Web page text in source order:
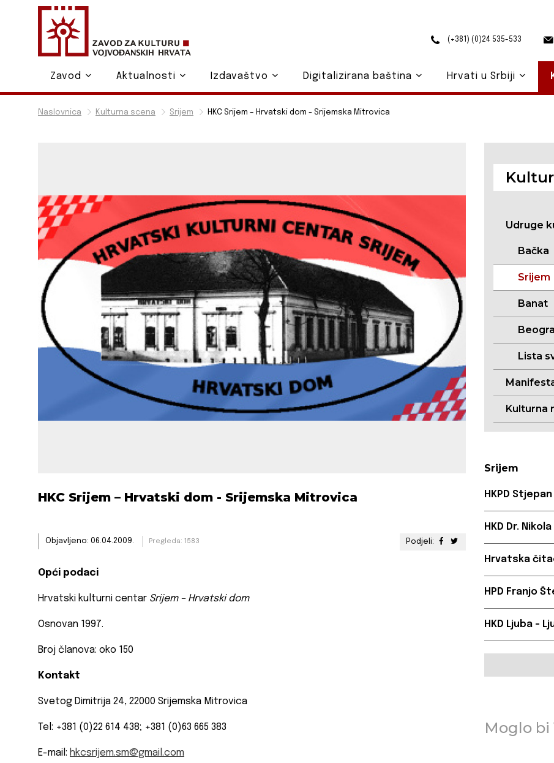
Naslovnica Kulturna scena Srijem HKC Srijem – Hrvatski dom - Srijemska Mitrovica
HKC Srijem – Hrvatski dom - Srijemska Mitrovica
Podjeli:
Objavljeno: 06.04.2009. Pregleda: 1583
Opći podaci
Hrvatski kulturni centar Srijem – Hrvatski dom
Osnovan 1997.
Broj članova: oko 150
Kontakt
Svetog Dimitrija 24, 22000 Srijemska Mitrovica
Tel: +381 (0)22 614 438; +381 (0)63 665 383
E-mail: hkcsrijem.sm@gmail.com
Udruge
Bačka
Srijem
Banat
Lista
Kulturna
Srijem
HKPD
HKD Dr.
Hrvatska
HPD Franjo
HKD Ljuba –
Moglo bi
(+381) (0)24 535-533
Zavod Aktualnosti Izdavaštvo Digitalizirana baština Hrvati u Srbiji